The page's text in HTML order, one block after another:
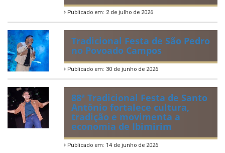
Publicado em: 2 de julho de 2026
Tradicional Festa de São Pedro
no Povoado Campos
Publicado em: 30 de junho de 2026
88ª Tradicional Festa de Santo
Antônio fortalece cultura,
tradição e movimenta a
economia de Ibimirim
Publicado em: 14 de junho de 2026